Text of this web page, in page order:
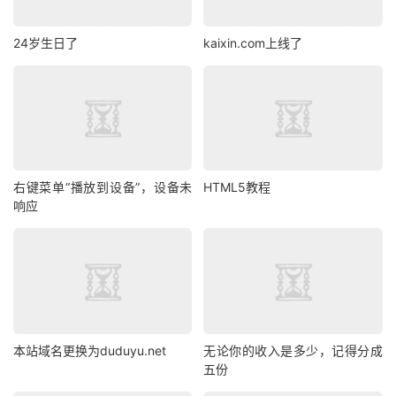
24岁生日了 kaixin.com上线了
右键菜单“播放到设备”，设备未
响应
HTML5教程
本站域名更换为duduyu.net
无论你的收入是多少，记得分成
五份